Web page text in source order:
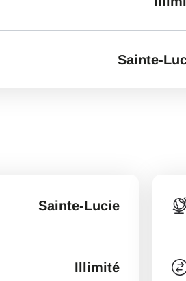
Sainte-
Sainte-Lucie
Illimité